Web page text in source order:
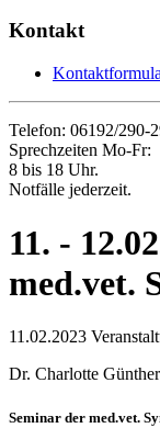
Kontakt
Telefon: 06192/290-
Sprechzeiten Mo-Fr:
8 bis 18 Uhr.
Notfälle jederzeit.
11. -
med.vet.
11.02.2023
Dr. Charlotte
Seminar der med.vet.